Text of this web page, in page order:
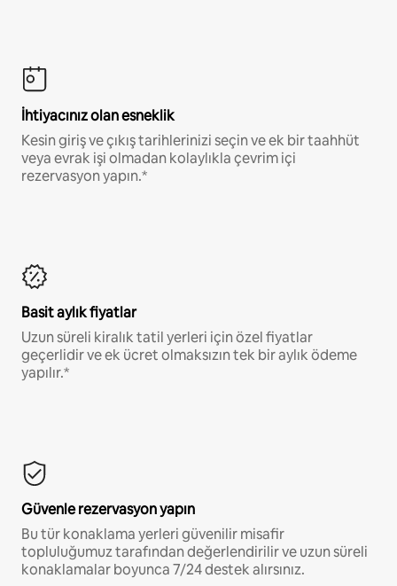
İhtiyacınız olan esneklik
Kesin giriş ve çıkış tarihlerinizi seçin ve ek bir taahhüt
veya evrak işi olmadan kolaylıkla çevrim içi
rezervasyon yapın.*
Basit aylık fiyatlar
Uzun süreli kiralık tatil yerleri için özel fiyatlar
geçerlidir ve ek ücret olmaksızın tek bir aylık ödeme
yapılır.*
Güvenle rezervasyon yapın
Bu tür konaklama yerleri güvenilir misafir
topluluğumuz tarafından değerlendirilir ve uzun süreli
konaklamalar boyunca 7/24 destek alırsınız.